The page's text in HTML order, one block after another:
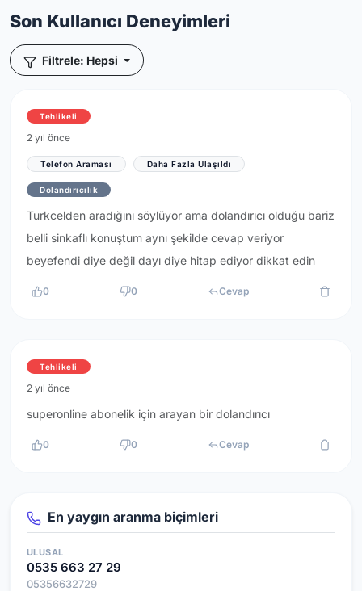
Son Kullanıcı Deneyimleri
Filtrele: Hepsi
Tehlikeli
2 yıl önce
Telefon Araması Daha Fazla Ulaşıldı
Dolandırıcılık
Turkcelden aradığını söylüyor ama dolandırıcı olduğu bariz
belli sinkaflı konuştum aynı şekilde cevap veriyor
beyefendi diye değil dayı diye hitap ediyor dikkat edin
0 0 Cevap
Tehlikeli
2 yıl önce
superonline abonelik için arayan bir dolandırıcı
0 0 Cevap
En yaygın aranma biçimleri
ULUSAL
0535 663 27 29
05356632729